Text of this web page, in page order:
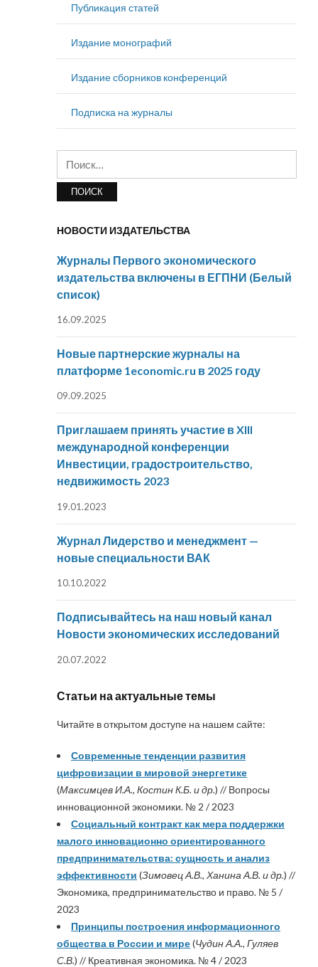
Публикация статей
Издание монографий
Издание сборников конференций
Подписка на журналы
НОВОСТИ ИЗДАТЕЛЬСТВА
Журналы Первого экономического
издательства включены в ЕГПНИ (Белый
список)
16.09.2025
Новые партнерские журналы на
платформе 1economic.ru в 2025 году
09.09.2025
Приглашаем принять участие в XIII
международной конференции
Инвестиции, градостроительство,
недвижимость 2023
19.01.2023
Журнал Лидерство и менеджмент —
новые специальности ВАК
10.10.2022
Подписывайтесь на наш новый канал
Новости экономических исследований
20.07.2022
Статьи на актуальные темы
Читайте в открытом доступе на нашем сайте:
Современные тенденции развития
цифровизации в мировой энергетике
(Максимцев И.А., Костин К.Б. и др.) // Вопросы
инновационной экономики. № 2 / 2023
Социальный контракт как мера поддержки
малого инновационно ориентированного
предпринимательства: сущность и анализ
эффективности (Зимовец А.В., Ханина А.В. и др.) //
Экономика, предпринимательство и право. № 5 /
2023
Принципы построения информационного
общества в России и мире(Чудин А.А., Гуляев
С.В.) // Креативная экономика. № 4 / 2023